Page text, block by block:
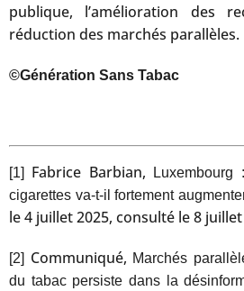
publique, l’amélioration des
réduction des marchés parallèles.
©Génération Sans Tabac
[1] Fabrice Barbian,
cigarettes va-t-il fortement
le 4 juillet 2025, consulté le 8
[2] Communiqué, Marchés
du tabac persiste dans la